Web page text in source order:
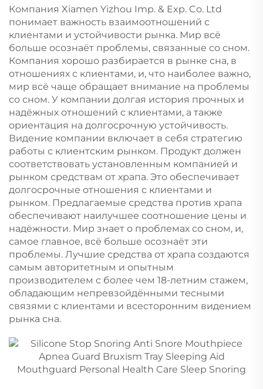
Компания Xiamen Yizhou Imp. & Exp. Co. Ltd
понимает важность взаимоотношений с
клиентами и устойчивости рынка. Мир всё
больше осознаёт проблемы, связанные со сном.
Компания хорошо разбирается в рынке сна, в
отношениях с клиентами, и, что наиболее важно,
мир всё чаще обращает внимание на проблемы
со сном. У компании долгая история прочных и
надёжных отношений с клиентами, а также
ориентация на долгосрочную устойчивость.
Видение компании включает в себя стратегию
работы с клиентским рынком. Продукт должен
соответствовать установленным компанией и
рынком средствам от храпа. Это обеспечивает
долгосрочные отношения с клиентами и
рынком. Предлагаемые средства против храпа
обеспечивают наилучшее соотношение цены и
надёжности. Мир знает о проблемах со сном, и,
самое главное, всё больше осознаёт эти
проблемы. Лучшие средства от храпа создаются
самым авторитетным и опытным
производителем с более чем 18-летним стажем,
обладающим непревзойдёнными тесными
связями с клиентами и всесторонним видением
рынка сна.